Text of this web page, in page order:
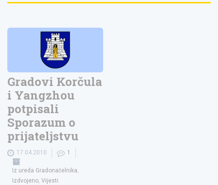
Gradovi Korčula
i Yangzhou
potpisali
Sporazum o
prijateljstvu
17.04.2010 1
Iz ureda Gradonačelnika,
Izdvojeno, Vijesti